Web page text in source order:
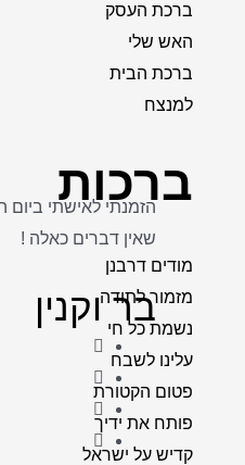
ברכת העסק
האש שלי
ברכת הבית
למנצח
ברכות
מודים דרבנן
מזמור לתודה
נשמת כל חי
עלינו לשבח
פטום הקטורת
פותח את ידיך
קדיש על ישראל
שאין דברים כאלה !
בר וקנין